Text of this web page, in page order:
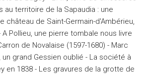
au territoire de la Sapaudia : une
château de Saint-Germain-d'Ambérieu,
Pollieu, une pierre tombale nous livre
de Novalaise (1597-1680) - Marc
un grand Gessien oublié - La société à
en 1838 - Les gravures de la grotte de